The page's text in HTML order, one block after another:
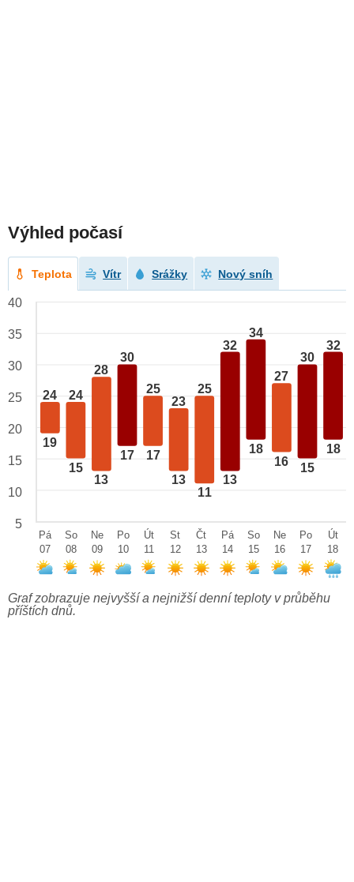
Výhled počasí
Teplota Vítr Srážky Nový sníh
24
19
24
15
28
13
30
17
25
17
23
13
25
11
32
13
34
18
27
16
30
15
32
18
40
35
30
25
20
15
10
5
Pá
07
So
08
Ne
09
Po
10
Út
11
St
12
Čt
13
Pá
14
So
15
Ne
16
Po
17
Út
18
Graf zobrazuje nejvyšší a nejnižší denní teploty v průběhu
příštích dnů.